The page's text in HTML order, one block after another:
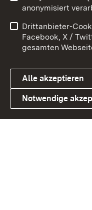
Link zum
Benutzungshinweise
Datenschutz
anonymisiert
Drittanbieter-
Facebook, X /
gesamten
Alle akzeptieren
Notwendige